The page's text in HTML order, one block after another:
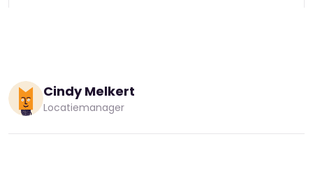
Cindy Melkert
Locatiemanager